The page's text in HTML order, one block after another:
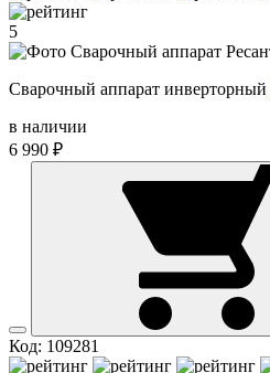
5
Сварочный аппарат инверторный
в наличии
6 990 ₽
Код: 109281